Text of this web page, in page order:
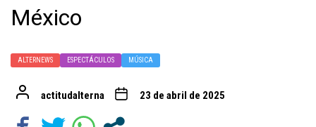
México
ALTERNEWS ESPECTÁCULOS MÚSICA
actitudalterna 23 de abril de 2025